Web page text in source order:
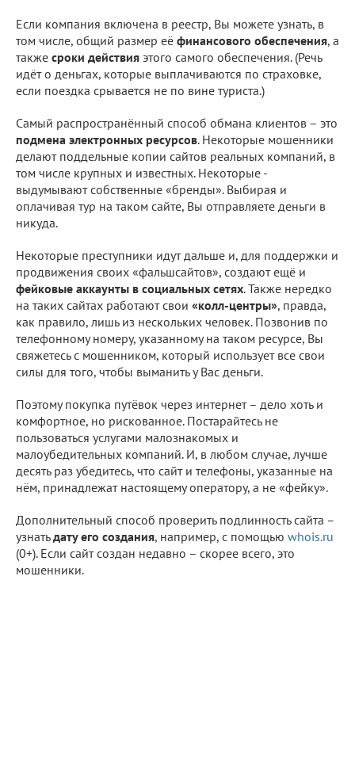
Если компания включена в реестр, Вы можете узнать, в
том числе, общий размер её финансового обеспечения, а
также сроки действия этого самого обеспечения. (Речь
идёт о деньгах, которые выплачиваются по страховке,
если поездка срывается не по вине туриста.)
Самый распространённый способ обмана клиентов – это
подмена электронных ресурсов. Некоторые мошенники
делают поддельные копии сайтов реальных компаний, в
том числе крупных и известных. Некоторые -
выдумывают собственные «бренды». Выбирая и
оплачивая тур на таком сайте, Вы отправляете деньги в
никуда.
Некоторые преступники идут дальше и, для поддержки и
продвижения своих «фальшсайтов», создают ещё и
фейковые аккаунты в социальных сетях. Также нередко
на таких сайтах работают свои «колл-центры», правда,
как правило, лишь из нескольких человек. Позвонив по
телефонному номеру, указанному на таком ресурсе, Вы
свяжетесь с мошенником, который использует все свои
силы для того, чтобы выманить у Вас деньги.
Поэтому покупка путёвок через интернет – дело хоть и
комфортное, но рискованное. Постарайтесь не
пользоваться услугами малознакомых и
малоубедительных компаний. И, в любом случае, лучше
десять раз убедитесь, что сайт и телефоны, указанные на
нём, принадлежат настоящему оператору, а не «фейку».
Дополнительный способ проверить подлинность сайта –
узнатьдату его создания, например, с помощью whois.ru
(0+). Если сайт создан недавно – скорее всего, это
мошенники.